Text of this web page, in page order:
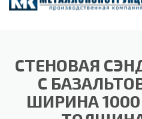
СТЕНОВАЯ
С
ШИРИНА